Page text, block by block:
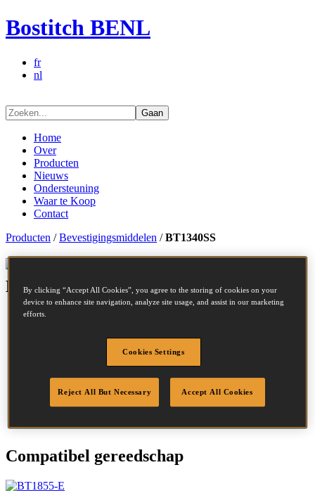
Bostitch BENL
fr
nl
Gaan
Home
Over
Producten
Nieuws
Ondersteuning
Waar te Koop
Contact
Producten /Bevestigingsmiddelen /BT1340SS
BT1340SS
SKU
1.25 mm
2 mm
Lengte
40 mm
Afwerking
Inox
Hoeveelheid per box 5000
Compatibel gereedschap
By clicking “Accept All Cookies”, you agree to the storing of cookies on your
device to enhance site navigation, analyze site usage, and assist in our marketing
efforts.
Cookies Settings
Reject All But Necessary Accept All Cookies